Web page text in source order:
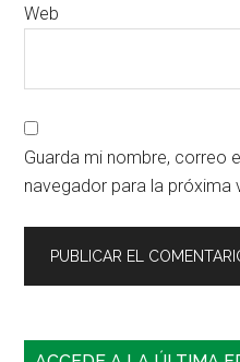
Web
Guarda mi nombre, correo
navegador para la próxima